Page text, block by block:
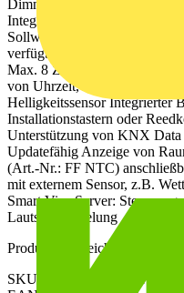
Dimmen, Jalousiesteuerung,
Integrierter
Sollwertvorgabe Steuerung
verfügbar seit Juli 2024)
Max. 8 Zeitschaltfunktionen
von Uhrzeit, Astro oder
Helligkeitssensor Integrierter
Installationstastern oder
Unterstützung von KNX Data
Updatefähig Anzeige von
(Art.-Nr.: FF NTC)
mit externem Sensor, z.B.
Smart Visu Server:
Lautstärkeregelung
Produktkennzeichen
SKU: LS459D1SSWM